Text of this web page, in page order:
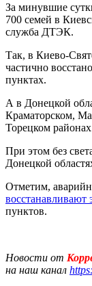
За минувшие
700 семей в
служба ДТЭК.
Так, в Киево-
частично
пунктах.
А в Донецкой
Краматорском,
Торецком
При этом без
Донецкой
Отметим,
восстанавливают
пунктов.
Новости от
на наш канал